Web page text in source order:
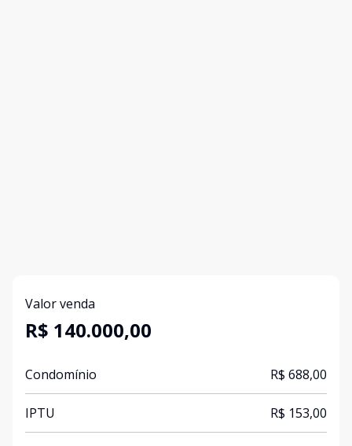
Valor venda
R$ 140.000,00
Condomínio R$ 688,00
IPTU R$ 153,00